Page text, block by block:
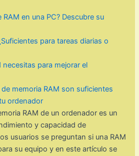
RAM en una PC? Descubre su
para tareas diarias o
necesitas para mejorar el
memoria RAM son suficientes
ordenador
RAM de un ordenador es un
y capacidad de
usuarios se preguntan si una RAM
su equipo y en este artículo se